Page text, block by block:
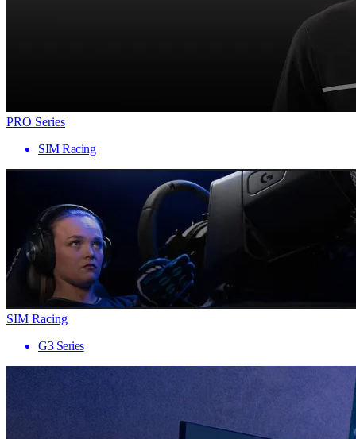
PRO Series
SIM Racing
SIM Racing
G3 Series